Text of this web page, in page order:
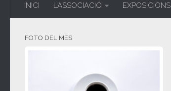
INICI L’ASSOCIACIÓ EXPOSICIONS
FOTO DEL MES